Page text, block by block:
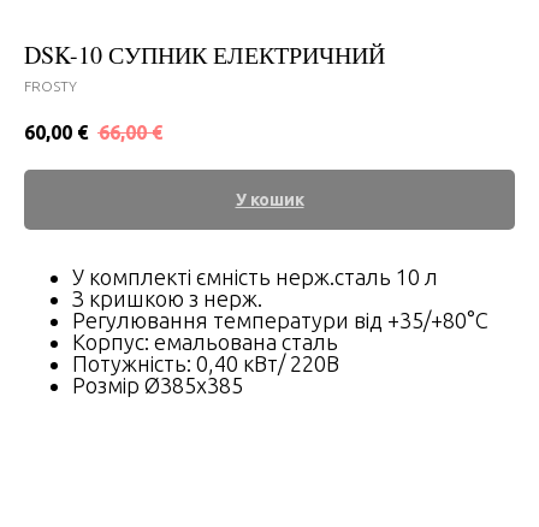
DSK-10 СУПНИК ЕЛЕКТРИЧНИЙ
FROSTY
60,00 € 66,00 €
У кошик
У комплекті ємність нерж.сталь 10 л
З кришкою з нерж.
Регулювання температури від +35/+80°C
Корпус: емальована сталь
Потужність: 0,40 кВт/ 220В
Розмір Ø385x385